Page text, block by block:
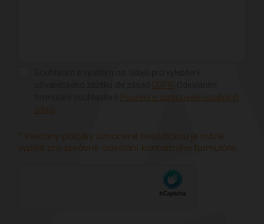
GDPR
Poučení o zpracování osobních
údajů
* Všechny položky označené hvězdičkou je nutné
vyplňit pro správné odeslání kontaktního formuláře.